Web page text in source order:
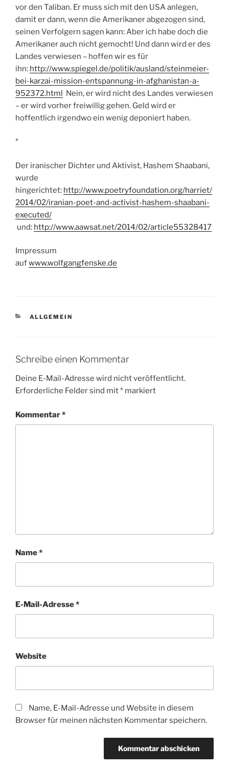
vor den Taliban. Er muss sich mit den USA anlegen,
damit er dann, wenn die Amerikaner abgezogen sind,
seinen Verfolgern sagen kann: Aber ich habe doch die
Amerikaner auch nicht gemocht! Und dann wird er des
Landes verwiesen – hoffen wir es für
ihn: http://www.spiegel.de/politik/ausland/steinmeier-
bei-karzai-mission-entspannung-in-afghanistan-a-
952372.html Nein, er wird nicht des Landes verwiesen
– er wird vorher freiwillig gehen. Geld wird er
hoffentlich irgendwo ein wenig deponiert haben.
*
Der iranischer Dichter und Aktivist, Hashem Shaabani,
wurde
hingerichtet: http://www.poetryfoundation.org/harriet/
2014/02/iranian-poet-and-activist-hashem-shaabani-
executed/
und: http://www.aawsat.net/2014/02/article55328417
Impressum
aufwww.wolfgangfenske.de
KATEGORIEN
ALLGEMEIN
Schreibe einen Kommentar
Deine E-Mail-Adresse wird nicht veröffentlicht.
Erforderliche Felder sind mit* markiert
Kommentar*
Name*
E-Mail-Adresse*
Website
Name, E-Mail-Adresse und Website in diesem
Browser für meinen nächsten Kommentar speichern.